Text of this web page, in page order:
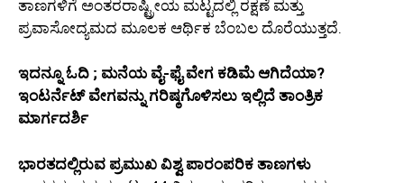
ತಾಣಗಳಿಗೆ ಅಂತರರಾಷ್ಟ್ರೀಯ ಮಟ್ಟದಲ್ಲಿ ರಕ್ಷಣೆ ಮತ್ತು
ಪ್ರವಾಸೋದ್ಯಮದ ಮೂಲಕ ಆರ್ಥಿಕ ಬೆಂಬಲ ದೊರೆಯುತ್ತದೆ.
ಇದನ್ನೂ ಓದಿ ; ಮನೆಯ ವೈ-ಫೈ ವೇಗ ಕಡಿಮೆ ಆಗಿದೆಯಾ?
ಇಂಟರ್ನೆಟ್ ವೇಗವನ್ನು ಗರಿಷ್ಠಗೊಳಿಸಲು ಇಲ್ಲಿದೆ ತಾಂತ್ರಿಕ
ಮಾರ್ಗದರ್ಶಿ
ಭಾರತದಲ್ಲಿರುವ ಪ್ರಮುಖ ವಿಶ್ವ ಪಾರಂಪರಿಕ ತಾಣಗಳು